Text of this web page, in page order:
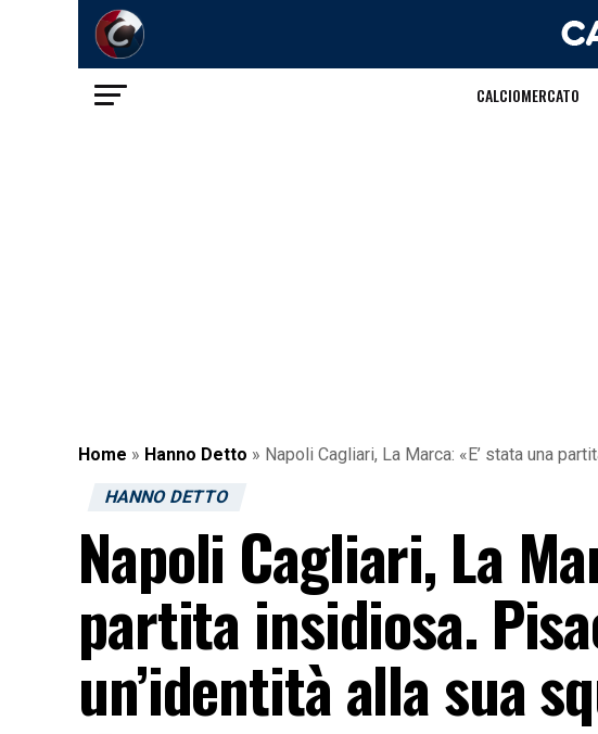
CALCIOMERCATO
Home » Hanno Detto » Napoli Cagliari, La Marca: «E’ stata una
HANNO DETTO
Napoli Cagliari, La
partita insidiosa.
un’identità alla sua